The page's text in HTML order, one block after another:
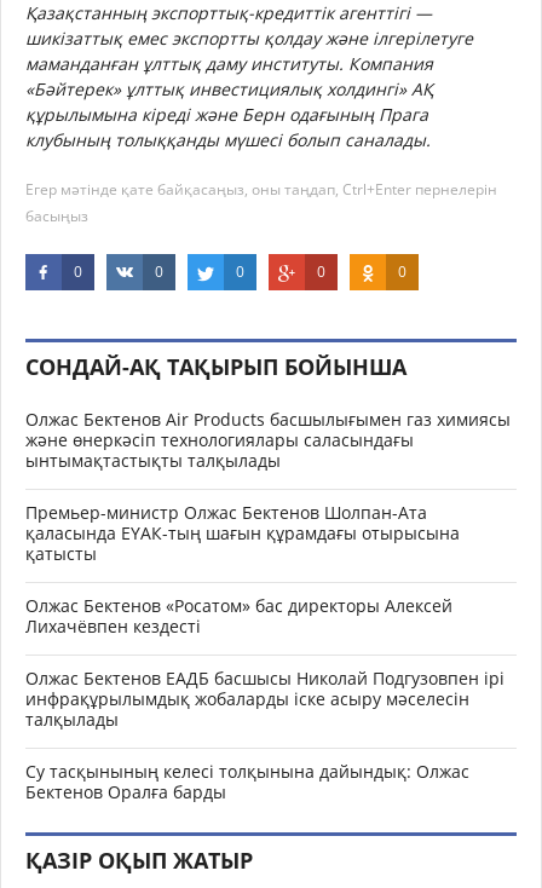
Қазақстанның экспорттық-кредиттік агенттігі —
шикізаттық емес экспортты қолдау және ілгерілетуге
маманданған ұлттық даму институты. Компания
«Бәйтерек» ұлттық инвестициялық холдингі» АҚ
құрылымына кіреді және Берн одағының Прага
клубының толыққанды мүшесі болып саналады.
Егер мәтінде қате байқасаңыз, оны таңдап, Ctrl+Enter пернелерін
басыңыз
0 0 0 0 0
СОНДАЙ-АҚ ТАҚЫРЫП БОЙЫНША
Олжас Бектенов Air Products басшылығымен газ химиясы
және өнеркәсіп технологиялары саласындағы
ынтымақтастықты талқылады
Премьер-министр Олжас Бектенов Шолпан-Ата
қаласында ЕҮАК-тың шағын құрамдағы отырысына
қатысты
Олжас Бектенов «Росатом» бас директоры Алексей
Лихачёвпен кездесті
Олжас Бектенов ЕАДБ басшысы Николай Подгузовпен ірі
инфрақұрылымдық жобаларды іске асыру мәселесін
талқылады
Су тасқынының келесі толқынына дайындық: Олжас
Бектенов Оралға барды
ҚАЗІР ОҚЫП ЖАТЫР